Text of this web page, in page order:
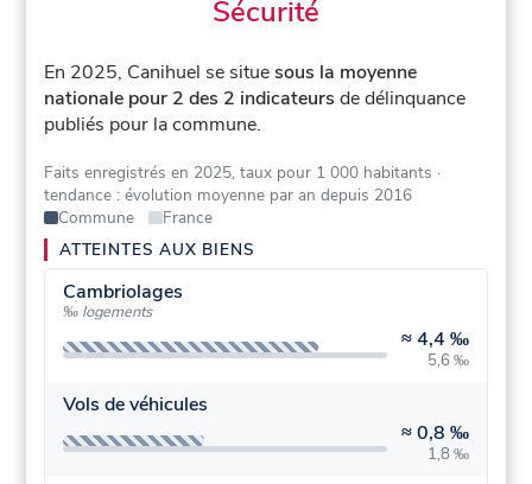
Sécurité
En 2025, Canihuel se situesous la moyenne
nationale pour 2 des 2 indicateurs de délinquance
publiés pour la commune.
Faits enregistrés en 2025, taux pour 1 000 habitants ·
tendance : évolution moyenne par an depuis 2016
Commune
France
ATTEINTES AUX BIENS
Cambriolages
‰ logements
≈4,4 ‰
5,6 ‰
Vols de véhicules
≈0,8 ‰
1,8 ‰